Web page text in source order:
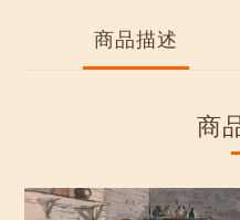
商品描述
商